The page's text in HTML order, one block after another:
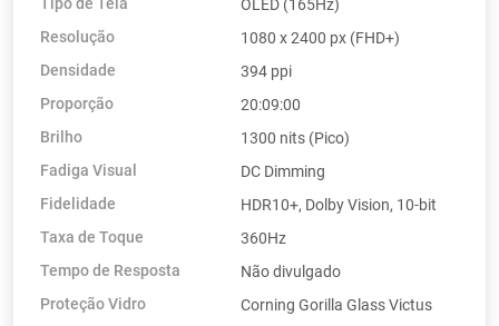
OLED (165Hz)
Resolução
1080 x 2400 px (FHD+)
Densidade
394 ppi
Proporção
20:09:00
Brilho
1300 nits (Pico)
Fadiga Visual
DC Dimming
Fidelidade
HDR10+, Dolby Vision, 10-bit
Taxa de Toque
360Hz
Tempo de Resposta
Não divulgado
Proteção Vidro
Corning Gorilla Glass Victus